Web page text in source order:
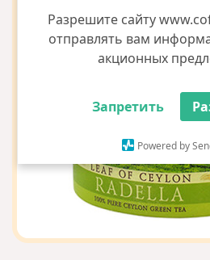
Разрешите сайту
отправлять вам
акционных
Запретить
Powered by